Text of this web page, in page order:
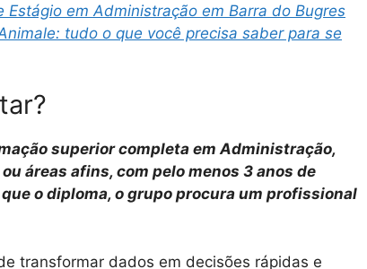
em Administração em Barra do Bugres
tudo o que você precisa saber para se
superior completa em Administração,
áreas afins, com pelo menos 3 anos de
o diploma, o grupo procura um profissional
transformar dados em decisões rápidas e